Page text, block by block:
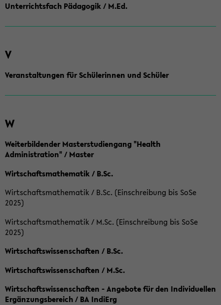
Unterrichtsfach Pädagogik / M.Ed.
V
Veranstaltungen für Schülerinnen und Schüler
W
Weiterbildender Masterstudiengang "Health
Administration" / Master
Wirtschaftsmathematik / B.Sc.
Wirtschaftsmathematik / B.Sc. (Einschreibung bis SoSe
2025)
Wirtschaftsmathematik / M.Sc. (Einschreibung bis SoSe
2025)
Wirtschaftswissenschaften / B.Sc.
Wirtschaftswissenschaften / M.Sc.
Wirtschaftswissenschaften - Angebote für den Individuellen
Ergänzungsbereich / BA IndiErg